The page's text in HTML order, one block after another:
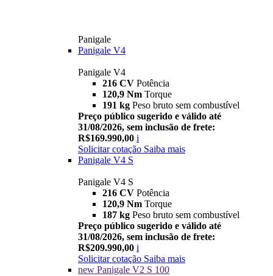
Panigale
Panigale V4
Panigale V4
216 CV Potência
120,9 Nm Torque
191 kg Peso bruto sem combustível
Preço público sugerido e válido até
31/08/2026, sem inclusão de frete:
R$169.990,00 i
Solicitar cotação Saiba mais
Panigale V4 S
Panigale V4 S
216 CV Potência
120,9 Nm Torque
187 kg Peso bruto sem combustível
Preço público sugerido e válido até
31/08/2026, sem inclusão de frete:
R$209.990,00 i
Solicitar cotação Saiba mais
new Panigale V2 S 100